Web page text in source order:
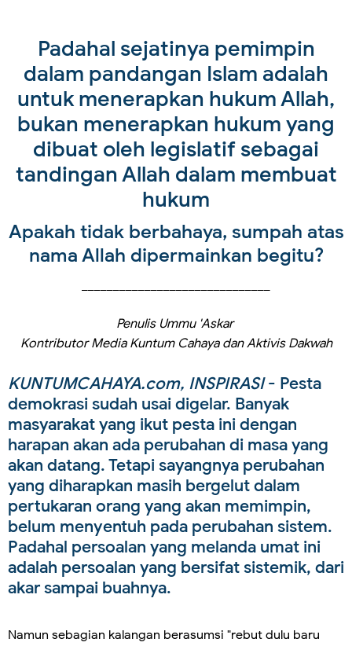
Padahal sejatinya pemimpin
dalam pandangan Islam adalah
untuk menerapkan hukum Allah,
bukan menerapkan hukum yang
dibuat oleh legislatif sebagai
tandingan Allah dalam membuat
hukum
Apakah tidak berbahaya, sumpah atas
nama Allah dipermainkan begitu?
Penulis Ummu 'Askar
Kontributor Media Kuntum Cahaya dan Aktivis Dakwah
KUNTUMCAHAYA.com, INSPIRASI- Pesta
demokrasi sudah usai digelar. Banyak
masyarakat yang ikut pesta ini dengan
harapan akan ada perubahan di masa yang
akan datang. Tetapi sayangnya perubahan
yang diharapkan masih bergelut dalam
pertukaran orang yang akan memimpin,
belum menyentuh pada perubahan sistem.
Padahal persoalan yang melanda umat ini
adalah persoalan yang bersifat sistemik, dari
akar sampai buahnya.
Namun sebagian kalangan berasumsi "rebut dulu baru